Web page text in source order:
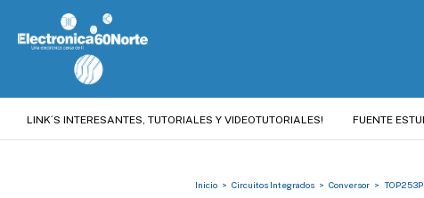
LINK´S INTERESANTES, TUTORIALES Y VIDEOTUTORIALES! FUENTE
Inicio > Circuitos Integrados > Conversor >